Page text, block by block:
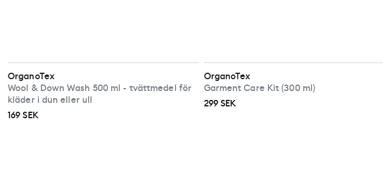
OrganoTex
Wool & Down Wash 500 ml - tvättmedel för
kläder i dun eller ull
169 SEK
OrganoTex
Garment Care Kit (300 ml)
299 SEK